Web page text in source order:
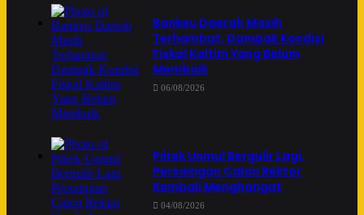
Bankeu Daerah Masih
Terhambat, Dampak Kondisi
Fiskal Kaltim Yang Belum
Membaik
06/08/2026
Pilrek Unmul Bergulir Lagi,
Persaingan Calon Rektor
Kembali Menghangat
04/08/2026